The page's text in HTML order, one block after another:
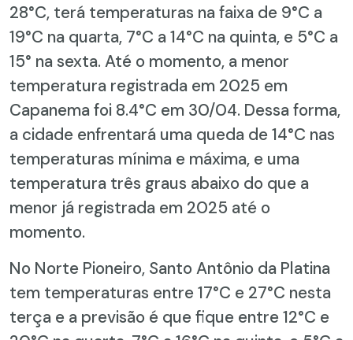
28°C, terá temperaturas na faixa de 9°C a
19°C na quarta, 7°C a 14°C na quinta, e 5°C a
15° na sexta. Até o momento, a menor
temperatura registrada em 2025 em
Capanema foi 8.4°C em 30/04. Dessa forma,
a cidade enfrentará uma queda de 14°C nas
temperaturas mínima e máxima, e uma
temperatura três graus abaixo do que a
menor já registrada em 2025 até o
momento.
No Norte Pioneiro, Santo Antônio da Platina
tem temperaturas entre 17°C e 27°C nesta
terça e a previsão é que fique entre 12°C e